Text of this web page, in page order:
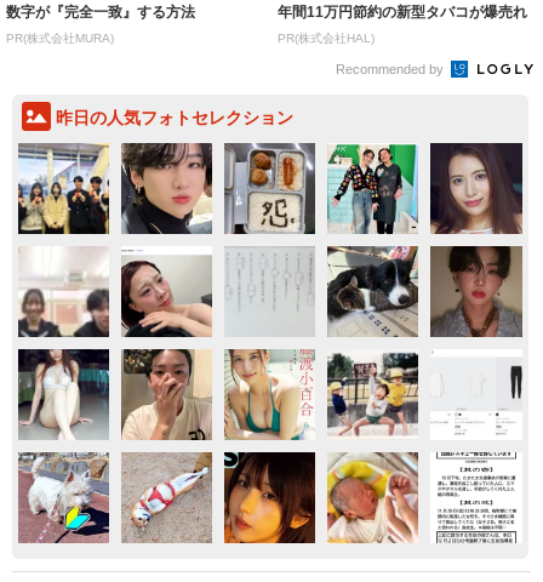
数字が『完全一致』する方法
PR(株式会社MURA)
年間11万円節約の新型タバコが爆売れ
PR(株式会社HAL)
Recommended by
昨日の人気フォトセレクション